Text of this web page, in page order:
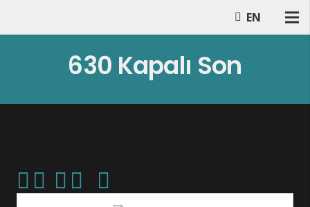
EN
630 Kapalı Son